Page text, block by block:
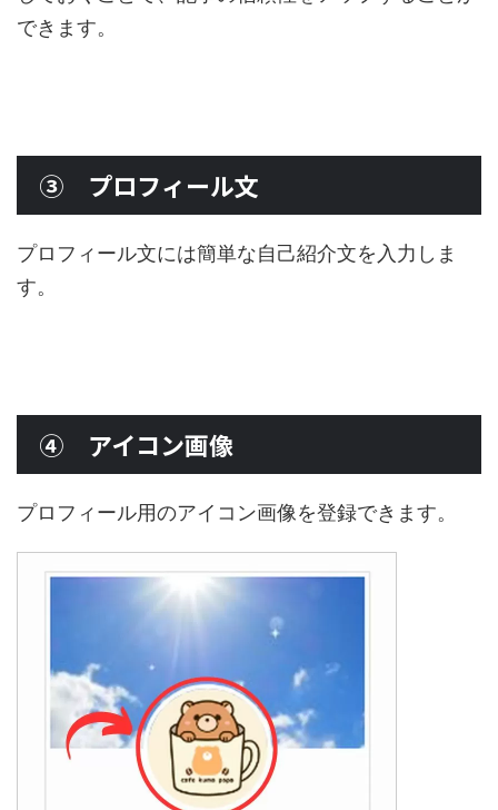
できます。
③ プロフィール文
プロフィール文には簡単な自己紹介文を入力しま
す。
④ アイコン画像
プロフィール用のアイコン画像を登録できます。